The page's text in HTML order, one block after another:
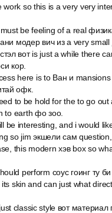
so this is a very very
be feeling of a real
модер вич из a very small
вот is just a while there
кор.
here is to Ван и
офк.
to be hold for the to go
to earth фо зоо.
be interesting, and i would
so jim экшели сам
this modern хэв box so
perform соус гоинг ту
skin and can just what
classic style вот материал